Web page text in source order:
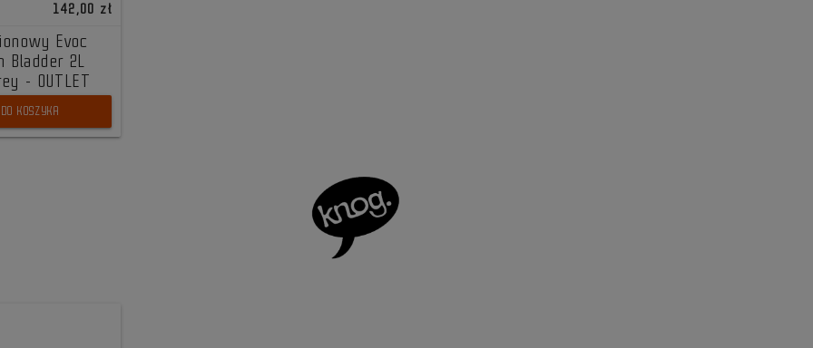
142,00 zł
Evoc
Bladder 2L
- OUTLET
DO KOSZYKA